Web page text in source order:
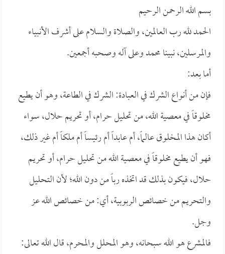
بسم الله الرحمن الرحيم
الحمد لله رب العالمين، والصلاة والسلام على أشرف الأنبياء
والمرسلين، نبينا محمد وعلى آله وصحبه أجمعين.
أما بعد:
فإن من أنواع الشرك في العبادة: الشرك في الطاعة، وهو أن يطيع
مخلوقاً في معصية الله، من تحليل حرام، أو تحريم حلال، سواء
أكان هذا المخلوق عالماً، أم عابداً أم رئيساً أم ملكاً أم غير ذلك،
فهو أن يطيع مخلوقاً في معصية الله من تحليل حرام، أو تحريم
حلال، فيكون بذلك قد اتخذه رباً من دون الله؛ لأن التحليل
والتحريم من خصائص الربوبية، أي: من خصائص الله عز
وجل.
فالمشرع هو الله سبحانه، وهو المحلل والمحرم، قال الله تعالى: